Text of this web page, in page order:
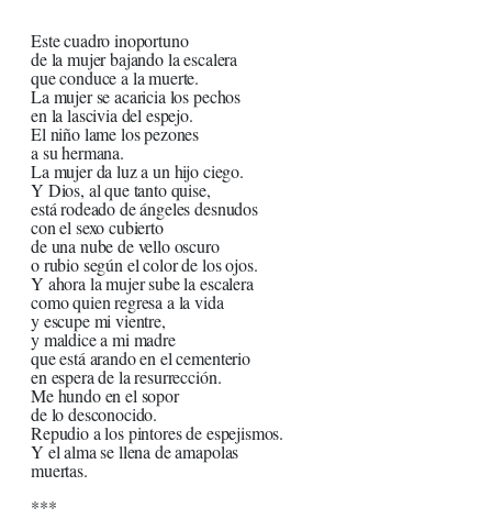
Este cuadro inoportuno
de la mujer bajando la escalera
que conduce a la muerte.
La mujer se acaricia los pechos
en la lascivia del espejo.
El niño lame los pezones
a su hermana.
La mujer da luz a un hijo ciego.
Y Dios, al que tanto quise,
está rodeado de ángeles desnudos
con el sexo cubierto
de una nube de vello oscuro
o rubio según el color de los ojos.
Y ahora la mujer sube la escalera
como quien regresa a la vida
y escupe mi vientre,
y maldice a mi madre
que está arando en el cementerio
en espera de la resurrección.
Me hundo en el sopor
de lo desconocido.
Repudio a los pintores de espejismos.
Y el alma se llena de amapolas
muertas.
***